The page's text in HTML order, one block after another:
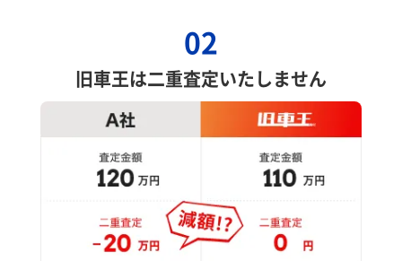
02
旧車王は二重査定いたしません